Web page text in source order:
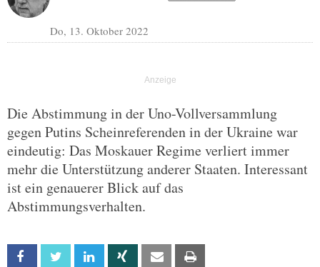
Do, 13. Oktober 2022
Die Abstimmung in der Uno-Vollversammlung
gegen Putins Scheinreferenden in der Ukraine war
eindeutig: Das Moskauer Regime verliert immer
mehr die Unterstützung anderer Staaten. Interessant
ist ein genauerer Blick auf das
Abstimmungsverhalten.
Facebook Twitter Linkedin Xing Email